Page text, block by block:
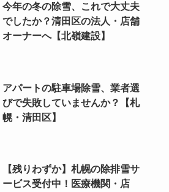
今年の冬の除雪、これで大丈夫
でしたか？清田区の法人・店舗
オーナーへ【北嶺建設】
アパートの駐車場除雪、業者選
びで失敗していませんか？【札
幌・清田区】
【残りわずか】札幌の除排雪サ
ービス受付中！医療機関・店